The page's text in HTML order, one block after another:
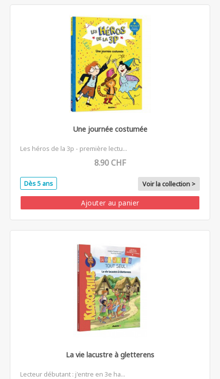
Une journée costumée
Les héros de la 3p - première lectu...
8.90 CHF
Dès 5 ans Voir la collection >
Ajouter au panier
La vie lacustre à gletterens
Lecteur débutant : j'entre en 3e ha...